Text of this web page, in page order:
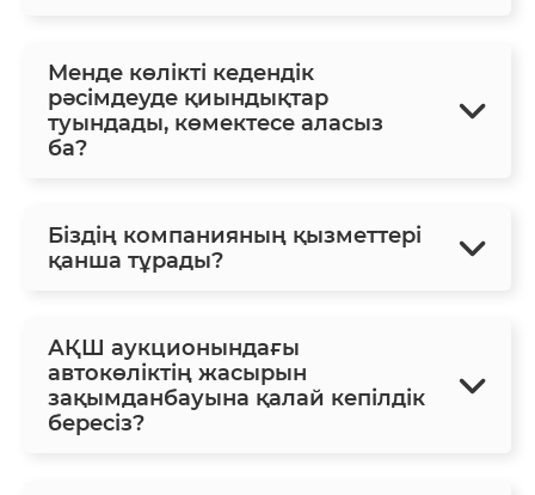
Менде көлікті кедендік
рәсімдеуде қиындықтар
туындады, көмектесе аласыз
ба?
Біздің компанияның қызметтері
қанша тұрады?
АҚШ аукционындағы
автокөліктің жасырын
зақымданбауына қалай кепілдік
бересіз?